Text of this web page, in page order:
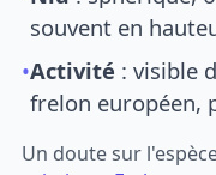
souvent en
•Activité : visible
frelon européen,
Un doute sur